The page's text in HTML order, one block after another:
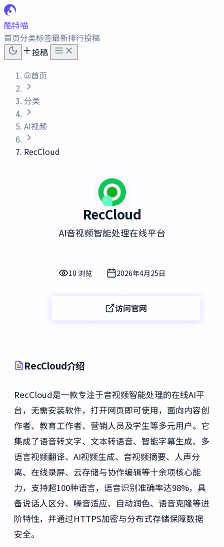
酷特喵
首页分类标签最新排行投稿
投稿
首页
分类
AI视频
RecCloud
RecCloud
AI音视频智能处理在线平台
10 浏览 2026年4月25日
访问官网
RecCloud介绍
RecCloud是一款专注于音视频智能处理的在线AI平
台，无需安装软件，打开网页即可使用，面向内容创
作者、教育工作者、营销人员及学生等多元用户。它
集成了语音转文字、文本转语音、智能字幕生成、多
语言视频翻译、AI视频生成、音视频摘要、人声分
离、在线录屏、云存储与协作编辑等十余项核心能
力，支持超100种语言，语音识别准确率达98%，具
备说话人区分、噪音适应、自动润色、语音克隆等进
阶特性，并通过HTTPS加密与分布式存储保障数据
安全。